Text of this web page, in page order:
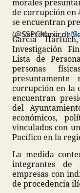
morales
de corrupción en
se encuentran
— Secretaría de Seguridad y Protección Ciudadana (@SSPCMexico)
García
Investigación
Lista de
personas
corrupción en la
encuentran
del
económicos,
vinculados con
Pacífico en la
La medida
integrantes
empresas con
de procedencia